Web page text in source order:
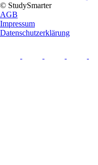
© StudySmarter
AGB
Impressum
Datenschutzerklärung